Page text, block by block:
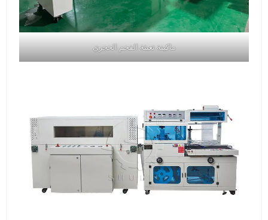
ماكينة تعبئة الفحم الحجري